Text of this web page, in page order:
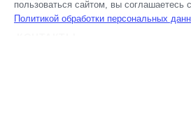
условий.
пользоваться сайтом, вы соглашаетесь с
Политикой обработки персональных